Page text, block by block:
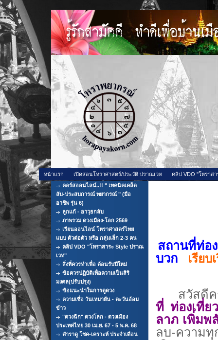
หน้าแรก เปิดสอนโหราศาสตร์/ประวัติ ปราณเวท
คลิป VDO "โหราส
คอร์สออนไลน์..!! " เทคนิคเคล็ด
ลับ-ประสบการณ์ พยากรณ์ " (มือ
อาชีพ รุ่น 6)
ลูกแก้ - อาวุธกลับ
ภาพรวม ดวงเมือง-โลก 2569
เรียนออนไลน์ โหราศาสตร์ไทย
แบบ ตัวต่อตัว หรือ กลุ่มเล็ก 2-3 คน
คลิป VDO "โหราสาระ Style ปราณ
เวท"
สิ่งที่ควรทำเพื่อ ต้อนรับปีใหม่
ข้อควรปฏิบัติเพื่อความเป็นสิริ
มงคล(ปรับปรุง)
ข้อแนะนำในการดูดวง
ความเชื่อ วันเหมายัน - ตะวันอ้อม
ข้าว
"ดวงฉีก" ดวงโลก - ดวงเมือง
ประเทศไทย 30 เม.ย. 67 - 5 พ.ค. 68
ตำราดู โชค-เคราะห์ ประจำเดือน
สถานที่ท่อ
บวก
เรีย
สวัสดีครั
ที่ ท่องเที่ย
ลาภ เพิ่มพ
ลบ-ความทุ